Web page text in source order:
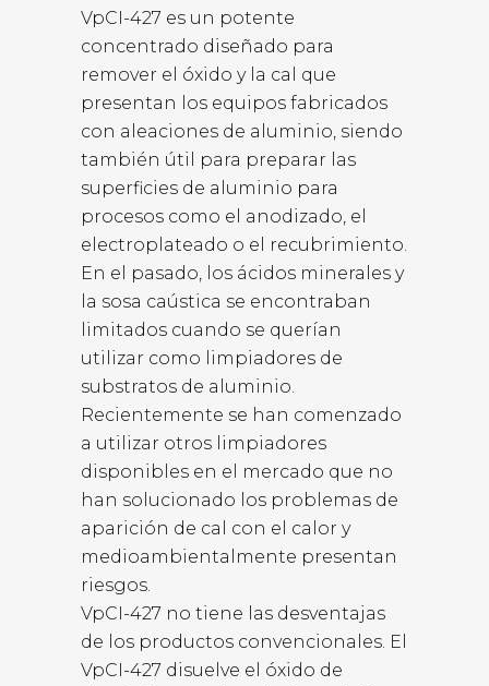
VpCI-427 es un potente
concentrado diseñado para
remover el óxido y la cal que
presentan los equipos fabricados
con aleaciones de aluminio, siendo
también útil para preparar las
superficies de aluminio para
procesos como el anodizado, el
electroplateado o el recubrimiento.
En el pasado, los ácidos minerales y
la sosa caústica se encontraban
limitados cuando se querían
utilizar como limpiadores de
substratos de aluminio.
Recientemente se han comenzado
a utilizar otros limpiadores
disponibles en el mercado que no
han solucionado los problemas de
aparición de cal con el calor y
medioambientalmente presentan
riesgos.
VpCI-427 no tiene las desventajas
de los productos convencionales. El
VpCI-427 disuelve el óxido de